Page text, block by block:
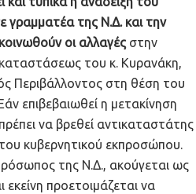
γραμματέα της Ν.Δ. και την
οι αλλαγές στην
του κ. Κυρανάκη,
Περιβάλλοντος στη θέση του
επιβεβαιωθεί η μετακίνηση
να βρεθεί αντικαταστάτης
κυβερνητικού εκπροσώπου.
της Ν.Δ., ακούγεται ως
εκείνη προετοιμάζεται να